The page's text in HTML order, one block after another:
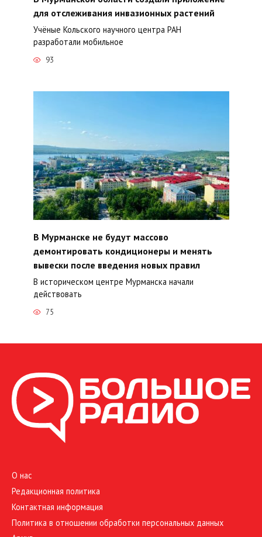
для отслеживания инвазионных растений
Учёные Кольского научного центра РАН
разработали мобильное
93
В Мурманске не будут массово
демонтировать кондиционеры и менять
вывески после введения новых правил
В историческом центре Мурманска начали
действовать
75
О нас
Редакционная политика
Контактная информация
Политика в отношении обработки персональных данных